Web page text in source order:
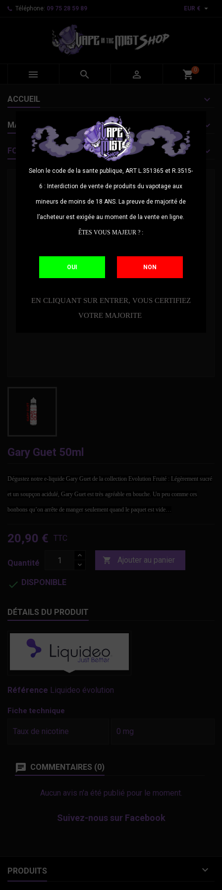
Selon le code de la sante publique, ART L.351365 et R.3515-
6 : Interdiction de vente de produits du vapotage aux
mineurs de moins de 18 ANS. La preuve de majorité de
l’acheteur est exigée au moment de la vente en ligne.
ÊTES VOUS MAJEUR ? :
OUI NON
EN CLIQUANT SUR ENTRER, VOUS CERTIFIEZ
VOTRE MAJORITE
Téléphone: 09 75 28 59 89 EUR € 
   shopping_cart0
ACCUEIL
MARQUES
FOURNISSEURS
Gary Guet 50ml
Dégustez notre e-liquide Gary Guet de la collection Evolution Fruité : Légèrement sucré
et un soupçon acidulé, Gary Guet est très agréable en bouche. Un peu comme ces
bonbons qu’on arrête de manger seulement quand le paquet est vide…
20,90 € TTC
Quantité  Ajouter au panier
 DISPONIBLE
DÉTAILS DU PRODUIT
Référence Liquideo évolution
Fiche technique
Taux de nicotine 0 mg
COMMENTAIRES (0)
Aucun avis n'a été publié pour le moment.
Suivez-nous sur Facebook
PRODUITS 